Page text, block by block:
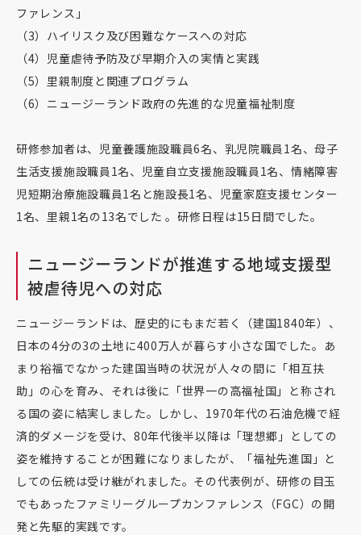
ファレンス」
（3）ハイリスク及び困難なケースへの対応
（4）児童虐待予防及び早期介入の実情と実践
（5）里親制度と関連プログラム
（6）ニュージーランド政府の先進的な児童福祉制度
研修参加者は、児童養護施設職員6名、乳児院職員1名、母子
生活支援施設職員1名、児童自立支援施設職員1名、情緒障害
児短期治療施設職員1名と施設長1名、児童家庭支援センター
1名、里親1名の13名でした 。研修日程は15日間でした。
ニュージーランドが推進する地域支援型
被虐待児への対応
ニュージーランドは、歴史的にもまだ若く（建国1840年）、
日本の4分の3の土地に400万人が暮らす小さな国でした。あ
まり裕福でなかった建国当時の状況が人々の間に「相互扶
助」の心を育み、それは後に「世界一の高福祉国」と称され
る国の姿に結実しました。しかし、1970年代の石油危機で経
済的ダメージを受け、80年代後半以降は「理想郷」としての
姿を維持することが困難になりましたが、「福祉先進国」と
しての伝統は受け継がれました。その代表例が、研修の目玉
でもあったファミリーグループカンファレンス（FGC）の開
発と先駆的実践です。